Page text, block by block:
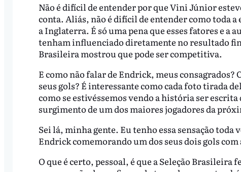
Não é difícil de entender por que Vini Júnior
conta. Aliás, não é difícil de entender como toda
a Inglaterra. É só uma pena que esses fatores e a
tenham influenciado diretamente no resultado
Brasileira mostrou que pode ser competitiva.
E como não falar de Endrick, meus
seus gols? É interessante como cada foto tirada
como se estivéssemos vendo a história ser
surgimento de um dos maiores jogadores da
Sei lá, minha gente. Eu tenho essa sensação toda
Endrick comemorando um dos seus dois gols
O que é certo, pessoal, é que a Seleção Brasileira